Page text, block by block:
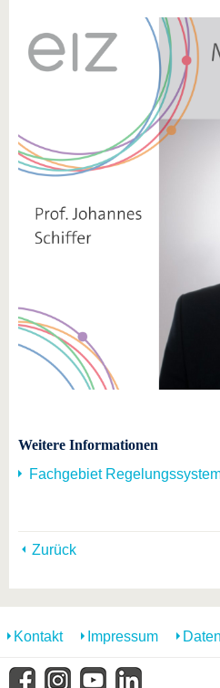
Weitere Informationen
Fachgebiet
Zurück
Kontakt Impressum